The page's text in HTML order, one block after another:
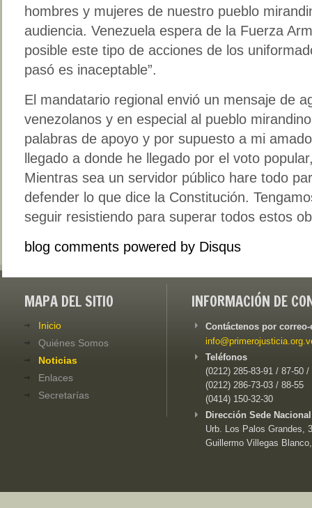
hombres y mujeres de nuestro pueblo
audiencia. Venezuela espera de la Fuerza
posible este tipo de acciones de los
pasó es inaceptable”.
El mandatario regional envió un mensaje de
venezolanos y en especial al pueblo
palabras de apoyo y por supuesto a mi
llegado a donde he llegado por el voto
Mientras sea un servidor público hare todo
defender lo que dice la Constitución.
seguir resistiendo para superar todos estos
blog comments powered by Disqus
MAPA DEL SITIO
Inicio
Quiénes Somos
Noticias
Enlaces
Secretarías
INFORMACIÓN DE
Contáctenos por
Teléfonos
(0212) 285-83-91 / 87-50 /
(0212) 286-73-03 / 88-55
(0414) 150-32-30
Dirección Sede
Urb. Los Palos Grandes,
Guillermo Villegas